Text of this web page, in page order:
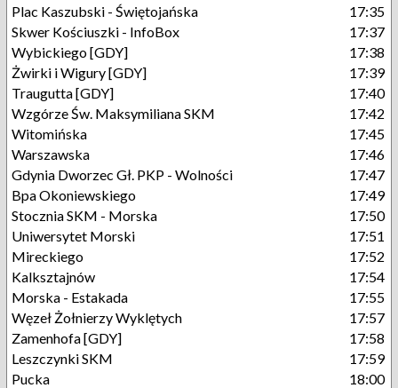
Plac Kaszubski - Świętojańska
17:35
Skwer Kościuszki - InfoBox
17:37
Wybickiego [GDY]
17:38
Żwirki i Wigury [GDY]
17:39
Traugutta [GDY]
17:40
Wzgórze Św. Maksymiliana SKM
17:42
Witomińska
17:45
Warszawska
17:46
Gdynia Dworzec Gł. PKP - Wolności
17:47
Bpa Okoniewskiego
17:49
Stocznia SKM - Morska
17:50
Uniwersytet Morski
17:51
Mireckiego
17:52
Kalksztajnów
17:54
Morska - Estakada
17:55
Węzeł Żołnierzy Wyklętych
17:57
Zamenhofa [GDY]
17:58
Leszczynki SKM
17:59
Pucka
18:00